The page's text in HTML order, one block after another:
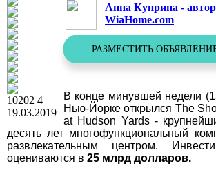
10202 4
19.03.2019
Анна Куприна - автор
WiaHome.com
РАЗМЕСТИТЬ
В конце минувшей недели
Нью-Йорке открылся The
at Hudson Yards -
десять лет многофункциональный
развлекательным центром.
оцениваются в 25 млрд долларов.